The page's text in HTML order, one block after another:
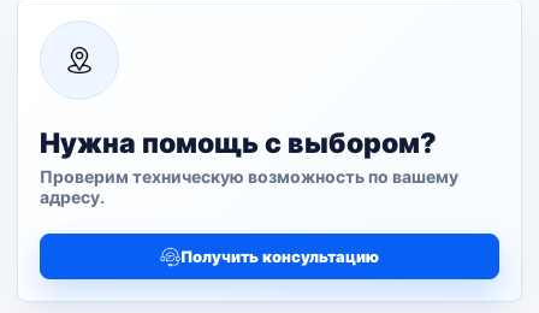
Нужна помощь с выбором?
Проверим техническую возможность по вашему
адресу.
Получить консультацию